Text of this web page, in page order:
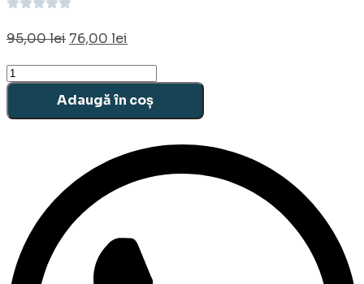
95,00lei Prețul
fost:
95,00 lei.
76,00 lei
Cantitate
Agenda
Adaugă în coș